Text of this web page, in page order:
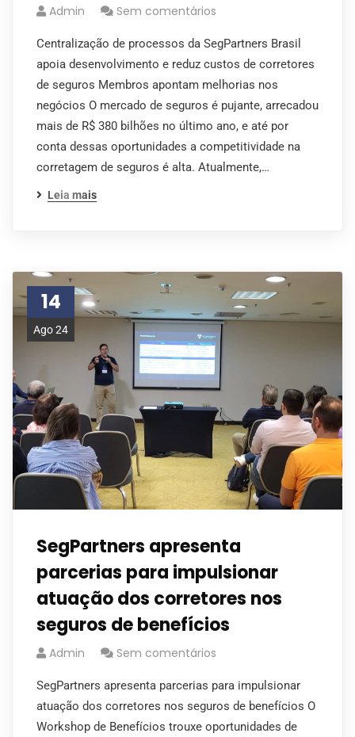
Admin Sem comentários
Centralização de processos da SegPartners Brasil
apoia desenvolvimento e reduz custos de corretores
de seguros Membros apontam melhorias nos
negócios O mercado de seguros é pujante, arrecadou
mais de R$ 380 bilhões no último ano, e até por
conta dessas oportunidades a competitividade na
corretagem de seguros é alta. Atualmente,…
Leia mais
14
Ago 24
SegPartners apresenta
parcerias para impulsionar
atuação dos corretores nos
seguros de benefícios
Admin Sem comentários
SegPartners apresenta parcerias para impulsionar
atuação dos corretores nos seguros de benefícios O
Workshop de Benefícios trouxe oportunidades de